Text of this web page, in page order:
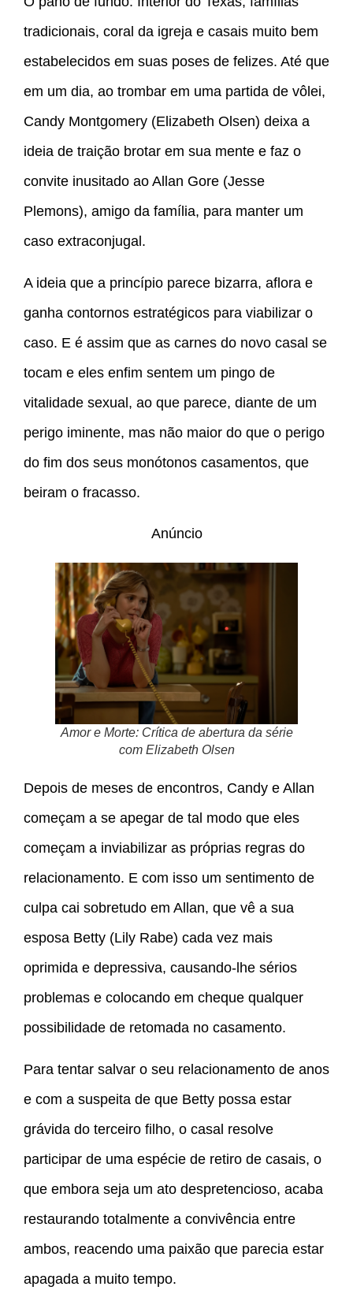
tradicionais, coral da igreja e casais muito bem
estabelecidos em suas poses de felizes. Até que
em um dia, ao trombar em uma partida de vôlei,
Candy Montgomery (Elizabeth Olsen) deixa a
ideia de traição brotar em sua mente e faz o
convite inusitado ao Allan Gore (Jesse
Plemons), amigo da família, para manter um
caso extraconjugal.
A ideia que a princípio parece bizarra, aflora e
ganha contornos estratégicos para viabilizar o
caso. E é assim que as carnes do novo casal se
tocam e eles enfim sentem um pingo de
vitalidade sexual, ao que parece, diante de um
perigo iminente, mas não maior do que o perigo
do fim dos seus monótonos casamentos, que
beiram o fracasso.
Anúncio
Amor e Morte: Crítica de abertura da série
com Elizabeth Olsen
Depois de meses de encontros, Candy e Allan
começam a se apegar de tal modo que eles
começam a inviabilizar as próprias regras do
relacionamento. E com isso um sentimento de
culpa cai sobretudo em Allan, que vê a sua
esposa Betty (Lily Rabe) cada vez mais
oprimida e depressiva, causando-lhe sérios
problemas e colocando em cheque qualquer
possibilidade de retomada no casamento.
Para tentar salvar o seu relacionamento de anos
e com a suspeita de que Betty possa estar
grávida do terceiro filho, o casal resolve
participar de uma espécie de retiro de casais, o
que embora seja um ato despretencioso, acaba
restaurando totalmente a convivência entre
ambos, reacendo uma paixão que parecia estar
apagada a muito tempo.